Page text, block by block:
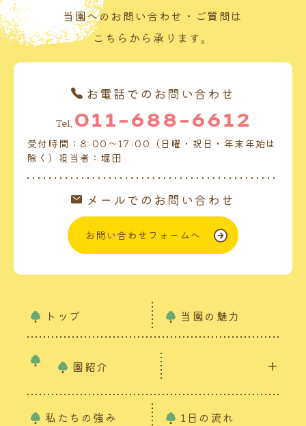
当園へのお問い合わせ・ご質問は
こちらから承ります。
お電話でのお問い合わせ
Tel. 011-688-6612
受付時間：8:00～17:00（日曜・祝日・年末年始は
除く）担当者：堀田
メールでのお問い合わせ
お問い合わせフォームへ
トップ 当園の魅力
園紹介
私たちの強み 1日の流れ